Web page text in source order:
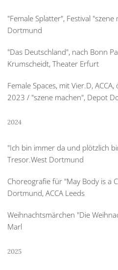
"Female Splatter", Festival
Dortmund
"Das Deutschland", nach Bonn
Krumscheidt, Theater Erfurt
Female Spaces, mit Vier.D,
2023 / "szene machen", Depot
2024
"Ich bin immer da und plötzlich
Tresor.West Dortmund
Choreografie für "May Body is a
Dortmund, ACCA Leeds
Weihnachtsmärchen "Die
Marl
2025